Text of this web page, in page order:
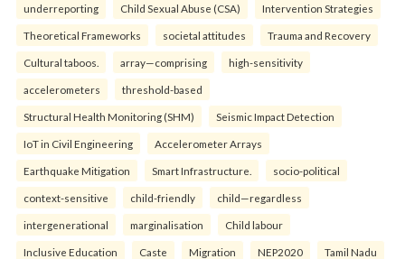
underreporting Child Sexual Abuse (CSA) Intervention Strategies
Theoretical Frameworks societal attitudes Trauma and Recovery
Cultural taboos. array—comprising high-sensitivity
accelerometers threshold-based
Structural Health Monitoring (SHM) Seismic Impact Detection
IoT in Civil Engineering Accelerometer Arrays
Earthquake Mitigation Smart Infrastructure. socio-political
context-sensitive child-friendly child—regardless
intergenerational marginalisation Child labour
Inclusive Education Caste Migration NEP2020 Tamil Nadu